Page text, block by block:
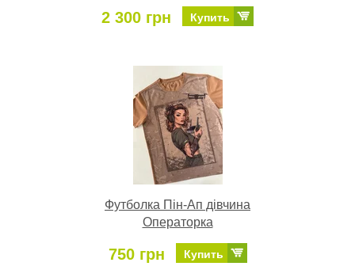
2 300 грн Купить
Футболка Пін-Ап дівчина
Операторка
750 грн Купить